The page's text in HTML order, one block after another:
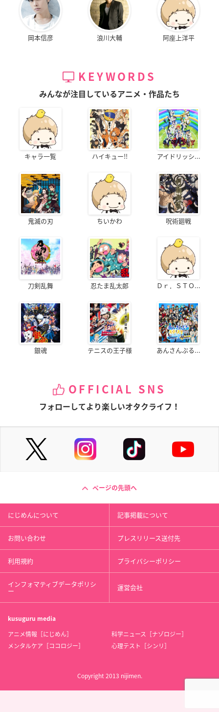
岡本信彦 浪川大輔 阿座上洋平
KEYWORDS
みんなが注目しているアニメ・作品たち
キャラ一覧 ハイキュー!! アイドリッシ...
鬼滅の刃 ちいかわ 呪術廻戦
刀剣乱舞 忍たま乱太郎 Ｄｒ．ＳＴＯ...
銀魂 テニスの王子様 あんさんぶる...
OFFICIAL SNS
フォローしてより楽しいオタクライフ！
ページの先頭へ
にじめんについて 記事掲載について
お問い合わせ プレスリリース送付先
利用規約 プライバシーポリシー
インフォマティブデータポリシ
ー 運営会社
kusuguru media
アニメ情報［にじめん］
科学ニュース［ナゾロジー］
メンタルケア［ココロジー］
心理テスト［シンリ］
Copyright 2013 nijimen.